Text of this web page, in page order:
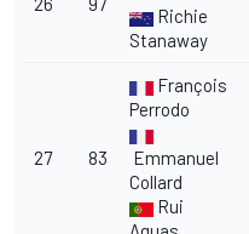
Richie
Stanaway
27 83
François
Perrodo
Emmanuel
Collard
Rui